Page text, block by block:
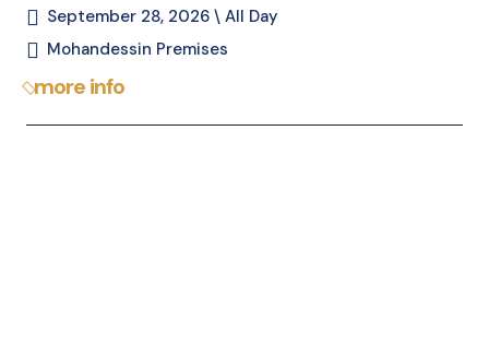
September 28, 2026 \ All Day
Mohandessin Premises
more info